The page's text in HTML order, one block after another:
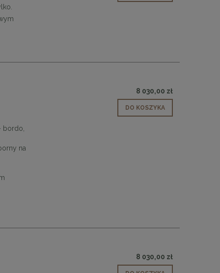
bordo,
na
8 030,00 zł
DO KOSZYKA
8 030,00 zł